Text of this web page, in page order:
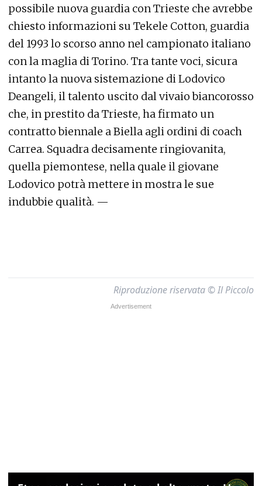
possibile nuova guardia con Trieste che avrebbe
chiesto informazioni su Tekele Cotton, guardia
del 1993 lo scorso anno nel campionato italiano
con la maglia di Torino. Tra tante voci, sicura
intanto la nuova sistemazione di Lodovico
Deangeli, il talento uscito dal vivaio biancorosso
che, in prestito da Trieste, ha firmato un
contratto biennale a Biella agli ordini di coach
Carrea. Squadra decisamente ringiovanita,
quella piemontese, nella quale il giovane
Lodovico potrà mettere in mostra le sue
indubbie qualità. —
Riproduzione riservata © Il Piccolo